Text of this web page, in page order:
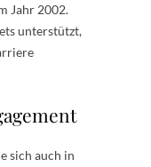
Jahr 2002.
unterstützt,
sich auch in